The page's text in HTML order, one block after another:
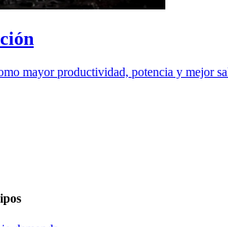
mayor productividad, potencia y mejor